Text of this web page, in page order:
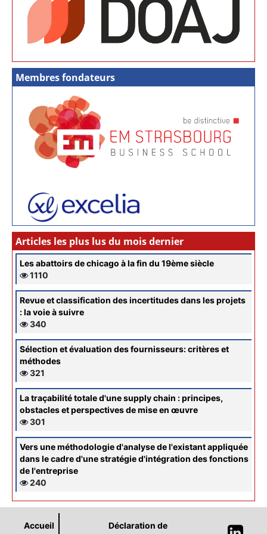
Membres fondateurs
Articles les plus lus du mois dernier
Les abattoirs de chicago à la fin du 19ème siècle
1110
Revue et classification des incertitudes dans les projets
: la voie à suivre
340
Sélection et évaluation des fournisseurs: critères et
méthodes
321
La traçabilité totale d'une supply chain : principes,
obstacles et perspectives de mise en œuvre
301
Vers une méthodologie d'analyse de l'existant appliquée
dans le cadre d'une stratégie d'intégration des fonctions
de l'entreprise
240
Accueil
Déclaration de